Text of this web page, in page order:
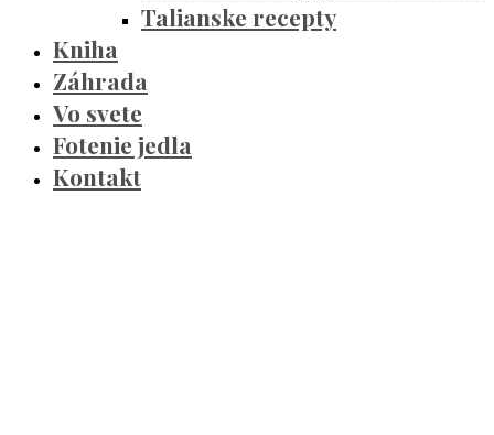
Talianske recepty
Kniha
Záhrada
Vo svete
Fotenie jedla
Kontakt